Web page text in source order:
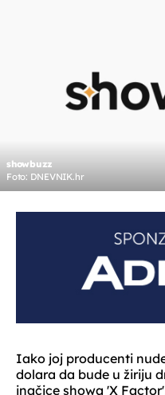
showbuzz
Foto: DNEVNIK.hr
Iako joj producenti
dolara da bude u žiriju
inačice showa 'X